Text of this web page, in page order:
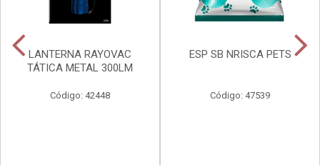
LANTERNA RAYOVAC
TÁTICA METAL 300LM
Código: 42448
ESP SB NRISCA PETS
Código: 47539